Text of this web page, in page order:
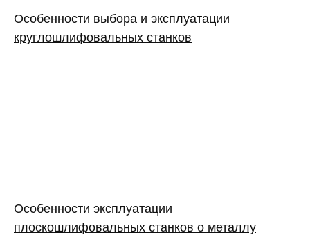
Особенности выбора и эксплуатации
круглошлифовальных станков
Особенности эксплуатации
плоскошлифовальных станков о металлу